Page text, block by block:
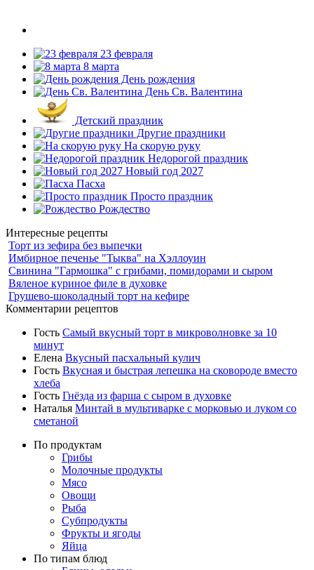
23 февраля
8 марта
День рождения
День Св. Валентина
Детский праздник
Другие праздники
На скорую руку
Недорогой праздник
Новый год 2027
Пасха
Просто праздник
Рождество
Интересные рецепты
Торт из зефира без выпечки
Имбирное печенье "Тыква" на Хэллоуин
Свинина "Гармошка" с грибами, помидорами и сыром
Вяленое куриное филе в духовке
Грушево-шоколадный торт на кефире
Комментарии рецептов
Гость Самый вкусный торт в микроволновке за 10
минут
Елена Вкусный пасхальный кулич
Гость Вкусная и быстрая лепешка на сковороде вместо
хлеба
Гость Гнёзда из фарша с сыром в духовке
Наталья Минтай в мультиварке с морковью и луком со
сметаной
По продуктам
Грибы
Молочные продукты
Мясо
Овощи
Рыба
Субпродукты
Фрукты и ягоды
Яйца
По типам блюд